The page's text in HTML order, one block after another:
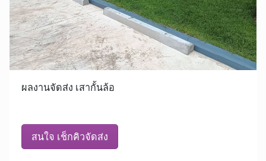
ผลงานจัดส่ง เสากั้นล้อ
สนใจ เช็กคิวจัดส่ง